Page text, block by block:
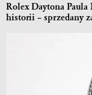
Rolex Daytona Paula
historii – sprzedany